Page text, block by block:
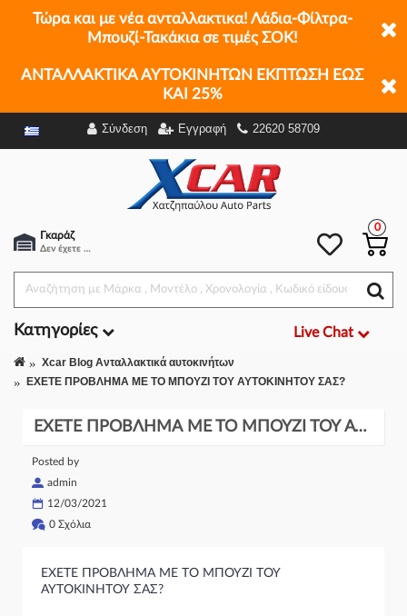
Τώρα και με νέα ανταλλακτικα! Λάδια-Φίλτρα-
Μπουζί-Τακάκια σε τιμές ΣΟΚ!
ΑΝΤΑΛΛΑΚΤΙΚΑ ΑΥΤΟΚΙΝΗΤΩΝ ΕΚΠΤΩΣΗ ΕΩΣ
ΚΑΙ 25%
Σύνδεση Εγγραφή 22620 58709
Γκαράζ
Δεν έχετε επιλέξει αμάξι.
0
Κατηγορίες Live Chat
Xcar Blog Ανταλλακτικά αυτοκινήτων
ΕΧΕΤΕ ΠΡΟΒΛΗΜΑ ΜΕ ΤΟ ΜΠΟΥΖΙ ΤΟΥ ΑΥΤΟΚΙΝΗΤΟΥ ΣΑΣ?
ΕΧΕΤΕ ΠΡΟΒΛΗΜΑ ΜΕ ΤΟ ΜΠΟΥΖΙ ΤΟΥ ΑΥΤΟΚΙΝΗΤΟΥ ΣΑΣ?
Posted by
admin
12/03/2021
0 Σχόλια
ΕΧΕΤΕ ΠΡΟΒΛΗΜΑ ΜΕ ΤΟ ΜΠΟΥΖΙ ΤΟΥ
ΑΥΤΟΚΙΝΗΤΟΥ ΣΑΣ?